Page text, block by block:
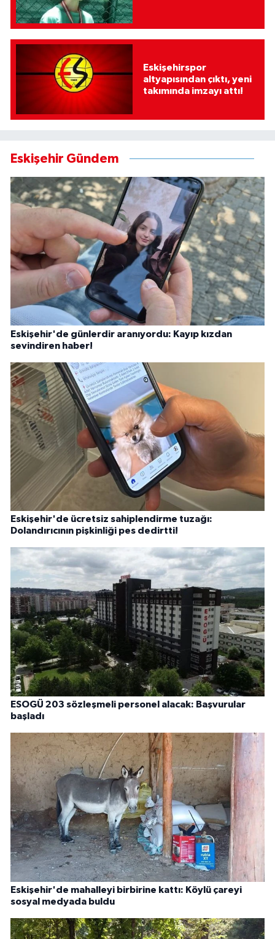
Eskişehirspor
altyapısından çıktı, yeni
takımında imzayı attı!
Eskişehir Gündem
Eskişehir'de günlerdir aranıyordu: Kayıp kızdan
sevindiren haber!
Eskişehir'de ücretsiz sahiplendirme tuzağı:
Dolandırıcının pişkinliği pes dedirtti!
ESOGÜ 203 sözleşmeli personel alacak: Başvurular
başladı
Eskişehir'de mahalleyi birbirine kattı: Köylü çareyi
sosyal medyada buldu